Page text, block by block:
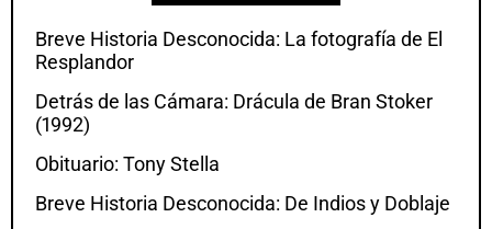
Breve Historia Desconocida: La fotografía de El
Resplandor
Detrás de las Cámara: Drácula de Bran Stoker
(1992)
Obituario: Tony Stella
Breve Historia Desconocida: De Indios y Doblaje